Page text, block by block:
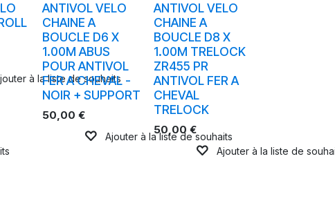
à la liste de souhaits
ANTIVOL VELO
CHAINE A
BOUCLE D6 X
1.00M ABUS
POUR ANTIVOL
FER A CHEVAL -
NOIR + SUPPORT
50,00 €
Ajouter à la liste de souhaits
ANTIVOL VELO
CHAINE A
BOUCLE D8 X
1.00M TRELOCK
ZR455 PR
ANTIVOL FER A
CHEVAL
TRELOCK
50,00 €
Ajouter à la liste de